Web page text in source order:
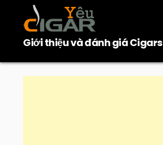
content
Giới thiệu và đánh giá Cigars